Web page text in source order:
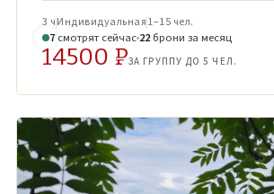
3 чИндивидуальная1–15 чел.
6 смотрят сейчас 22 брони за месяц
14500 ₽ЗА ГРУППУ ДО 5 ЧЕЛ.